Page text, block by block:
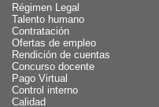
Régimen Legal
Talento humano
Contratación
Ofertas de empleo
Rendición de cuentas
Concurso docente
Pago Virtual
Control interno
Calidad